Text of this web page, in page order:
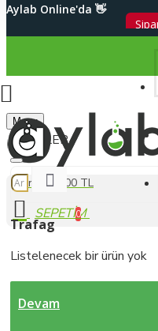
Aylab Online'da 👋 2000
Menu
0 ürün - 0,00 TL
0
Trafag
Listelenecek bir ürün yok
Devam